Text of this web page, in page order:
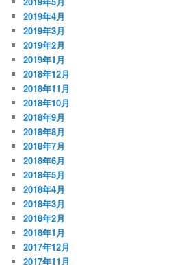
2019年4月
2019年3月
2019年2月
2019年1月
2018年12月
2018年11月
2018年10月
2018年9月
2018年8月
2018年7月
2018年6月
2018年5月
2018年4月
2018年3月
2018年2月
2018年1月
2017年12月
2017年11月